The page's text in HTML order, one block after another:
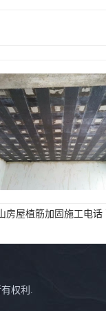
权利.